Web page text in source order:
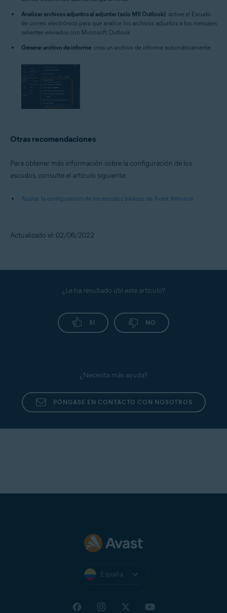
Analizar archivos adjuntos al adjuntar (solo MS Outlook): active el Escudo
de correo electrónico para que analice los archivos adjuntos a los mensajes
salientes enviados con Microsoft Outlook.
Generar archivo de informe: crea un archivo de informe automáticamente.
Otras recomendaciones
Para obtener más información sobre la configuración de los
escudos, consulte el artículo siguiente:
Ajustar la configuración de los escudos básicos de Avast Antivirus
Actualizado el: 02/06/2022
¿Le ha resultado útil este artículo?
SÍ NO
¿Necesita más ayuda?
PÓNGASE EN CONTACTO CON NOSOTROS
España